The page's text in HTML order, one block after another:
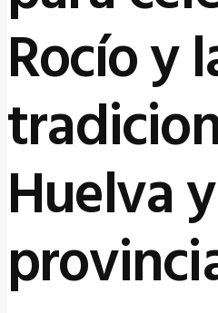
Rocío y
Huelva